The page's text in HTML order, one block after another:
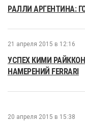
РАЛЛИ АРГЕНТИНА:
21 апреля 2015 в 12:16
УСПЕХ КИМИ
НАМЕРЕНИЙ FERRARI
20 апреля 2015 в 15:38